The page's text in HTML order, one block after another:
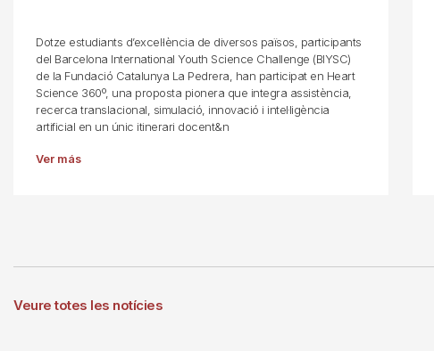
Dotze estudiants d’excel·lència de diversos països, participants
del Barcelona International Youth Science Challenge (BIYSC)
de la Fundació Catalunya La Pedrera, han participat en Heart
Science 360º, una proposta pionera que integra assistència,
recerca translacional, simulació, innovació i intel·ligència
artificial en un únic itinerari docent&n
Ver más
Veure totes les notícies